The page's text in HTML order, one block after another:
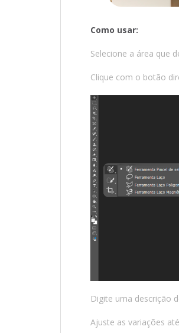
Como usar:
Selecione a área que
Clique com o botão
Digite uma descrição
Ajuste as variações